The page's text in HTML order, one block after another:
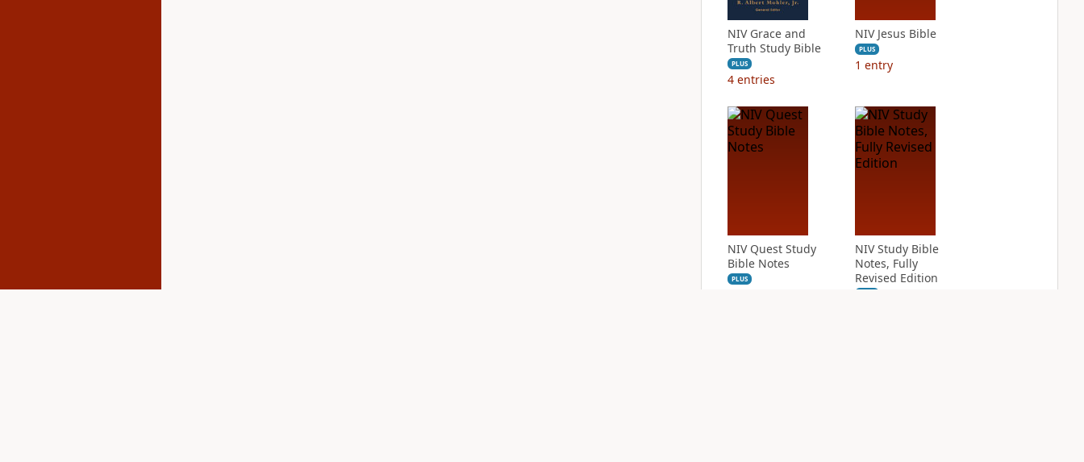
NIV Grace and
Truth Study Bible
PLUS
4 entries
NIV Jesus Bible
PLUS
1 entry
NIV Quest Study
Bible Notes
PLUS
NIV Study Bible
Notes, Fully
Revised Edition